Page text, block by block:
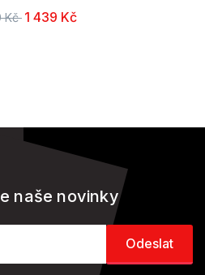
Kč 1 439 Kč
naše novinky